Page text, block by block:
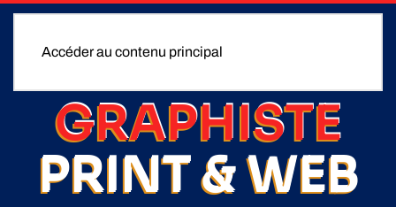
Accéder au contenu principal
GRAPHISTE
PRINT & WEB